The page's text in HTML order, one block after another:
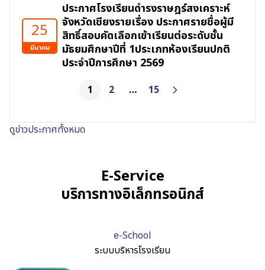
25
มีนาคม
ประกาศโรงเรียนดำรงราษฎร์สงเคราะห์
จังหวัดเชียงรายเรื่อง ประกาศรายชื่อผู้มี
สิทธิ์สอบคัดเลือกเข้าเรียนต่อระดับชั้น
มัธยมศึกษาปีที่ 1ประเภทห้องเรียนปกติ
ประจำปีการศึกษา 2569
1 2 … 15
ดูข่าวประกาศทั้งหมด
E-Service
บริการทางอิเล็กทรอนิกส์
e-School
ระบบบริหารโรงเรียน